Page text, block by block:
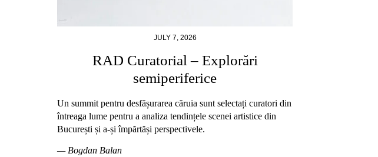
JULY 7, 2026
RAD Curatorial – Explorări
semiperiferice
Un summit pentru desfășurarea căruia sunt selectați curatori din
întreaga lume pentru a analiza tendințele scenei artistice din
București și a-și împărtăși perspectivele.
— Bogdan Balan